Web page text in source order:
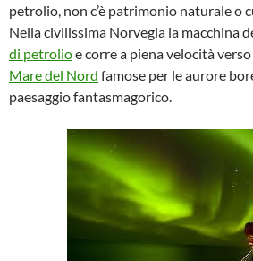
petrolio, non c’è patrimonio naturale o
Nella civilissima Norvegia la macchina
di petrolioe corre a piena velocità
Mare del Nord famose per le aurore
paesaggio fantasmagorico.